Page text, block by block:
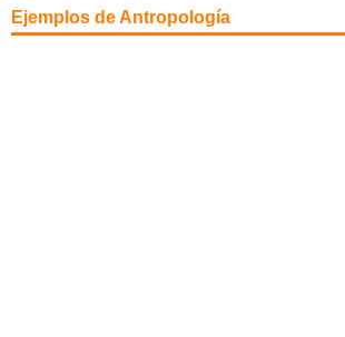
Ejemplos de Antropología